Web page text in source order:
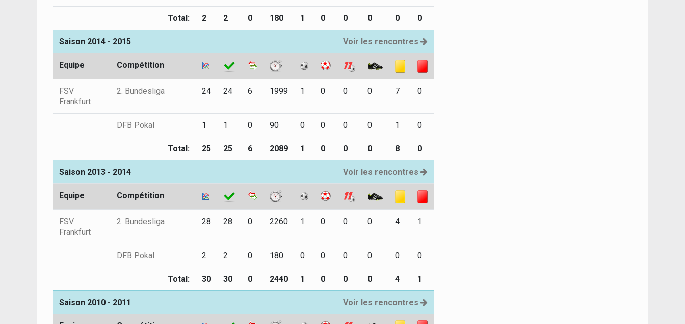
Total: 2 2 0 180 1 0 0 0 0 0
Saison 2014 - 2015 Voir les rencontres
Equipe Compétition
FSV
Frankfurt
2. Bundesliga 24 24 6 1999 1 0 0 0 7 0
DFB Pokal 1 1 0 90 0 0 0 0 1 0
Total: 25 25 6 2089 1 0 0 0 8 0
Saison 2013 - 2014 Voir les rencontres
Equipe Compétition
FSV
Frankfurt
2. Bundesliga 28 28 0 2260 1 0 0 0 4 1
DFB Pokal 2 2 0 180 0 0 0 0 0 0
Total: 30 30 0 2440 1 0 0 0 4 1
Saison 2010 - 2011 Voir les rencontres